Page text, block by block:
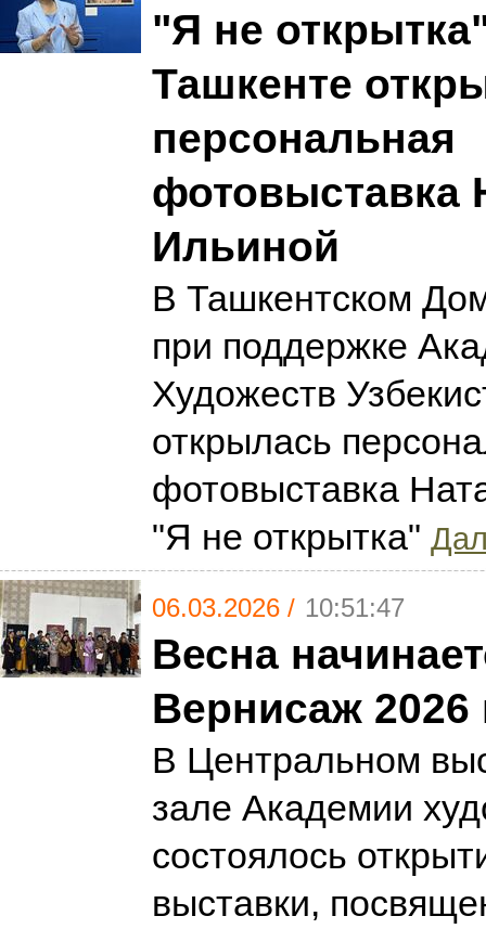
"Я не
Ташкенте
персональная
фотовыставка
Ильиной
В Ташкентском
при поддержке
Художеств
открылась
фотовыставка
"Я не открытка"
06.03.2026 / 10:51:47
Весна
Вернисаж
В Центральном
зале Академии
состоялось
выставки,